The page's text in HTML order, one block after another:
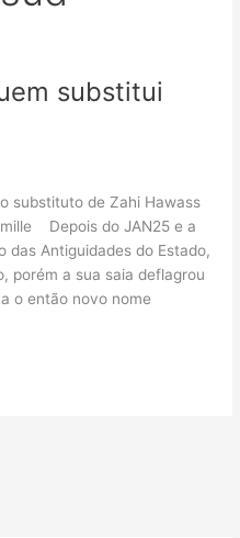
substitui
substituto de Zahi Hawass
Depois do JAN25 e a
das Antiguidades do Estado,
porém a sua saia deflagrou
o então novo nome